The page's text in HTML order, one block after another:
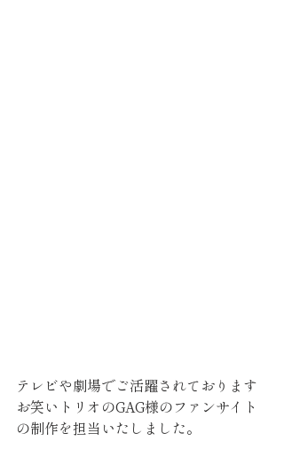
テレビや劇場でご活躍されております
お笑いトリオのGAG様のファンサイト
の制作を担当いたしました。